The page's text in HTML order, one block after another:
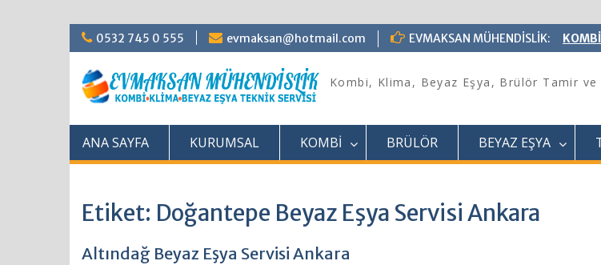
Skip
to
content
0532 745 0 555 evmaksan@hotmail.com EVMAKSAN MÜHENDİSLİK:
Kombi, Klima, Beyaz Eşya, Brülör Tamir ve
ANA SAYFA KURUMSAL KOMBİ BRÜLÖR BEYAZ EŞYA
Etiket: Doğantepe Beyaz Eşya Servisi Ankara
Altındağ Beyaz Eşya Servisi Ankara